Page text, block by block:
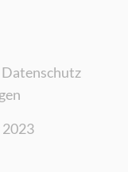
Datenschutz
2023